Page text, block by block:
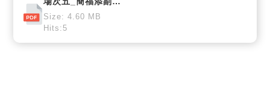
Size: 4.60 MB
Hits:5